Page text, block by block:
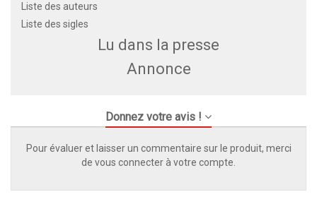
Liste des auteurs
Liste des sigles
Lu dans la presse
Annonce
Donnez votre avis !
Pour évaluer et laisser un commentaire sur le produit, merci
de vous connecter à votre compte.